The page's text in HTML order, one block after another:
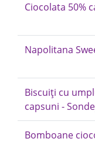
Ciocolata 50%
Napolitana
Biscuiți cu
capsuni -
Bomboane